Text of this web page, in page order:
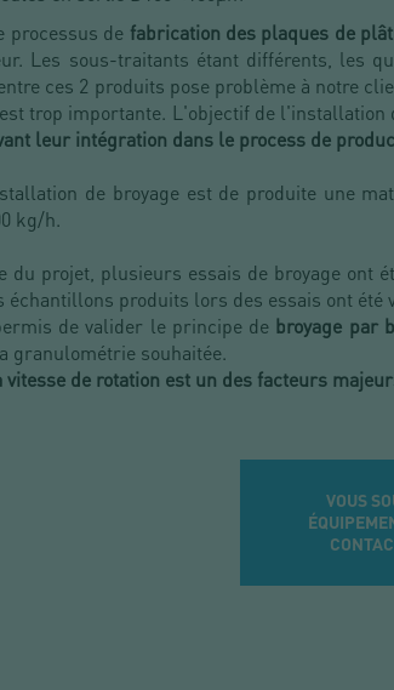
processus de fabrication des plaques de
Les sous-traitants étant différents, les
ces 2 produits pose problème à notre
trop importante. L'objectif de l'installation
leur intégration dans le process de
de broyage est de produite une
kg/h.
du projet, plusieurs essais de broyage ont
échantillons produits lors des essais ont été
de valider le principe de broyage par
granulométrie souhaitée.
vitesse de rotation est un des facteurs
VOUS